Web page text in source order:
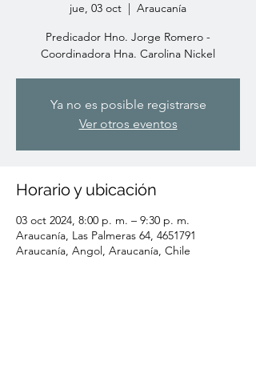
jue, 03 oct
  |
Araucanía
Predicador Hno. Jorge Romero -
Coordinadora Hna. Carolina Nickel
Ya no es posible registrarse
Ver otros eventos
Horario y ubicación
03 oct 2024, 8:00 p. m. – 9:30 p. m.
Araucanía, Las Palmeras 64, 4651791
Araucanía, Angol, Araucanía, Chile